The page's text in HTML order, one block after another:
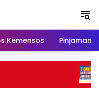
Kemensos Pinjaman